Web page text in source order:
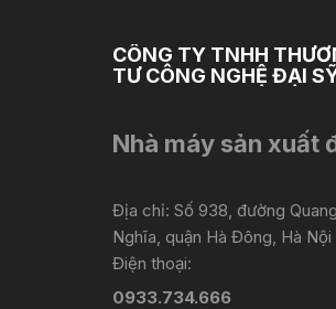
CÔNG TY TNHH
TƯ CÔNG NGHỆ ĐẠI
Nhà máy sản xuất
Địa chỉ: Số 938, đường
Nghĩa, quận Hà Đông, Hà Nội
Điện thoại:
0933.734.666